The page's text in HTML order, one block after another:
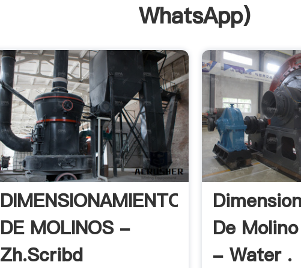
WhatsApp)
DIMENSIONAMIENTO
DE MOLINOS -
Zh.scribd
De
- Water .